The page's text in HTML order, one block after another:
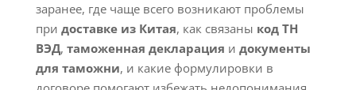
заранее, где чаще всего возникают проблемы
при доставке из Китая, как связаны код ТН
ВЭД, таможенная декларация и документы
для таможни, и какие формулировки в